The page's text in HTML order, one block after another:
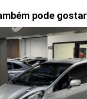
pode gostar